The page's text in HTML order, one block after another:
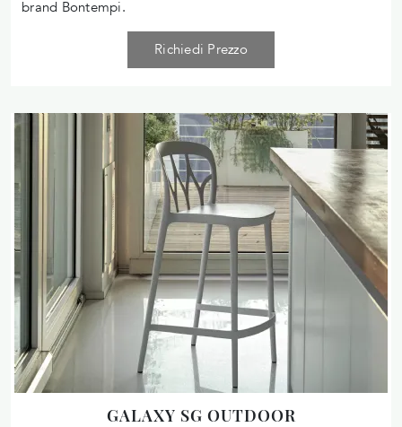
brand Bontempi.
Richiedi Prezzo
GALAXY SG OUTDOOR